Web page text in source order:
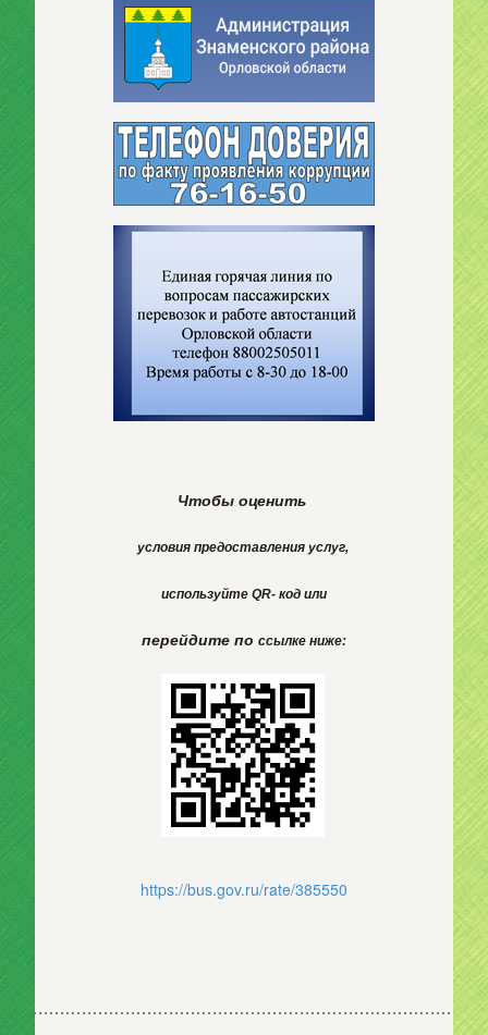
Чтобы оценить
условия предоставления услуг,
используйте QR- код или
перейдите по ссылке ниже:
https://bus.gov.ru/rate/385550